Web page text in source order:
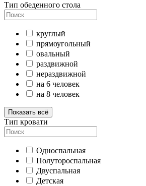
Тип обеденного стола
круглый
прямоугольный
овальный
раздвижной
нераздвижной
на 6 человек
на 8 человек
Показать всё
Тип кровати
Односпальная
Полутороспальная
Двуспальная
Детская